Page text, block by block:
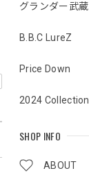
グランダー武蔵
B.B.C LureZ
Price Down
2024 Collection
SHOP INFO
ABOUT